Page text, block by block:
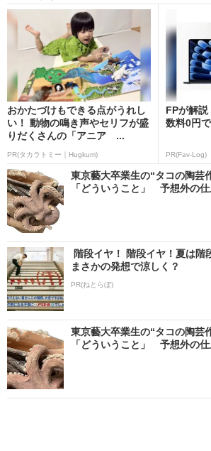
おかたづけもできる点がうれし
い！ 動物の鳴き声やセリフが盛
りだくさんの「アニア ...
PR(タカラトミー｜Hugkum)
FPが解
数料0円
PR(Fav-Log)
東京藝大卒業生の“タコの陶
「どういうこと」 予想外の
階段イヤ！ 階段イヤ！夏は
まさかの発想で涼しく？
PR(ねとらぼ)
東京藝大卒業生の“タコの陶
「どういうこと」 予想外の